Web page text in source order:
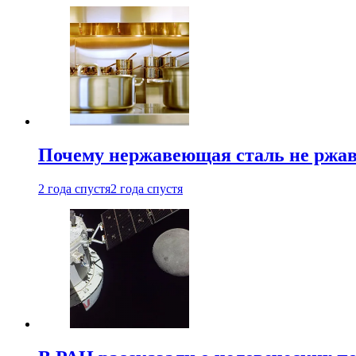
Почему нержавеющая сталь не
2 года спустя2 года спустя